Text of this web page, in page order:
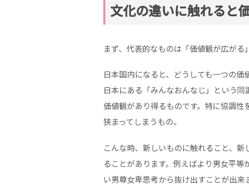
文化の違いに触れると
まず、代表的なものは「価値観が広がる
日本国内になると、どうしても一つの
日本にある「みんなおんなじ」という
価値観があり得るものです。特に協調
狭まってしまうもの。
こんな時、新しいものに触れること、
ることがあります。例えばより男女平
い男尊女卑思考から抜け出すことが出来